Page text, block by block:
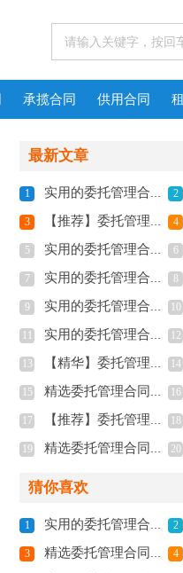
承揽合同 供用合同
最新文章
1 实用的委托管理合同范文锦集九篇 2
3 【推荐】委托管理合同模板合集十篇 4
5 实用的委托管理合同范文集合7篇 6
7 实用的委托管理合同模板汇总九篇 8
9 实用的委托管理合同范文集锦5篇 10
实用的委托管理合同范文集锦五篇 12
13 【精华】委托管理合同模板集合十篇 14
15 精选委托管理合同范文汇总七篇 16
17 【推荐】委托管理合同范文集锦八篇 18
19 精选委托管理合同模板六篇 20
猜你喜欢
1 实用的委托管理合同模板集合五篇 2
3 精选委托管理合同范文汇总七篇 4